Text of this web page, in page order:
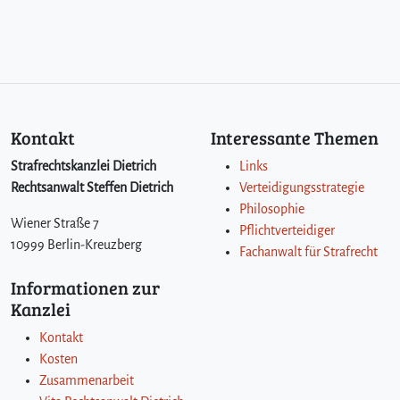
Kontakt
Strafrechtskanzlei Dietrich
Rechtsanwalt Steffen Dietrich
Wiener Straße 7
10999 Berlin-Kreuzberg
Interessante Themen
Links
Verteidigungsstrategie
Philosophie
Pflichtverteidiger
Fachanwalt für Strafrecht
Informationen zur
Kanzlei
Kontakt
Kosten
Zusammenarbeit